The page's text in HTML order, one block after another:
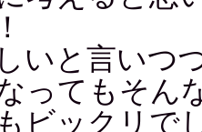
いと言いつ
ってもそん
ビックリで